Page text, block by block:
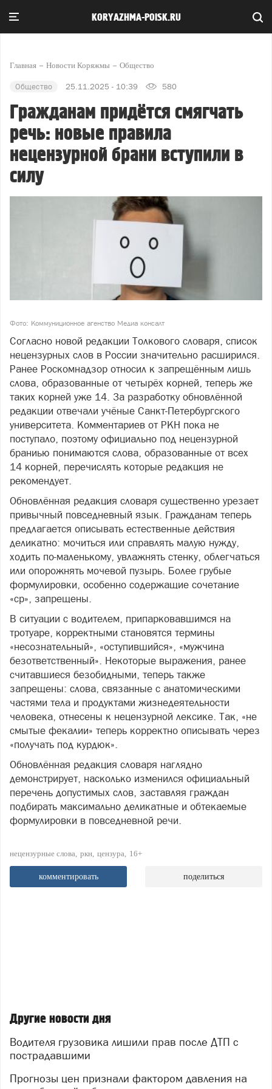
KORYAZHMA-POISK.RU
Главная Новости Коряжмы Общество
Общество 25.11.2025 - 10:39 580
Гражданам придётся смягчать
речь: новые правила
нецензурной брани вступили в
силу
Фото: Коммуниционное агенство Медиа консалт
Согласно новой редакции Толкового словаря, список
нецензурных слов в России значительно расширился.
Ранее Роскомнадзор относил к запрещённым лишь
слова, образованные от четырёх корней, теперь же
таких корней уже 14. За разработку обновлённой
редакции отвечали учёные Санкт-Петербургского
университета. Комментариев от РКН пока не
поступало, поэтому официально под нецензурной
браниью понимаются слова, образованные от всех
14 корней, перечислять которые редакция не
рекомендует.
Обновлённая редакция словаря существенно урезает
привычный повседневный язык. Гражданам теперь
предлагается описывать естественные действия
деликатно: мочиться или справлять малую нужду,
ходить по-маленькому, увлажнять стенку, облегчаться
или опорожнять мочевой пузырь. Более грубые
формулировки, особенно содержащие сочетание
«ср», запрещены.
В ситуации с водителем, припарковавшимся на
тротуаре, корректными становятся термины
«несознательный», «оступившийся», «мужчина
безответственный». Некоторые выражения, ранее
считавшиеся безобидными, теперь также
запрещены: слова, связанные с анатомическими
частями тела и продуктами жизнедеятельности
человека, отнесены к нецензурной лексике. Так, «не
смытые фекалии» теперь корректно описывать через
«получать под курдюк».
Обновлённая редакция словаря наглядно
демонстрирует, насколько изменился официальный
перечень допустимых слов, заставляя граждан
подбирать максимально деликатные и обтекаемые
формулировки в повседневной речи.
нецензурные слова ркн цензура 16+
комментировать поделиться
Другие новости дня
Водителя грузовика лишили прав после ДТП с
пострадавшими
Прогнозы цен признали фактором давления на